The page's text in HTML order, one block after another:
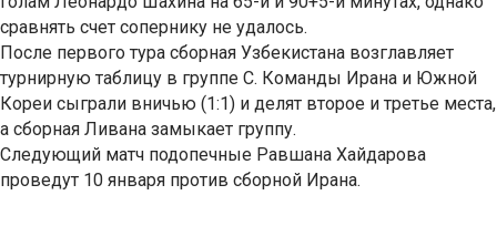
сравнять счет сопернику не удалось.
После первого тура сборная Узбекистана возглавляет
турнирную таблицу в группе C. Команды Ирана и Южной
Кореи сыграли вничью (1:1) и делят второе и третье места,
а сборная Ливана замыкает группу.
Следующий матч подопечные Равшана Хайдарова
проведут 10 января против сборной Ирана.